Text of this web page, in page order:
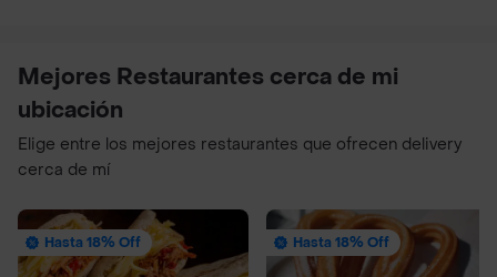
Mejores Restaurantes cerca de mi
ubicación
Elige entre los mejores restaurantes que ofrecen delivery
cerca de mí
Hasta 18% Off Hasta 18% Off